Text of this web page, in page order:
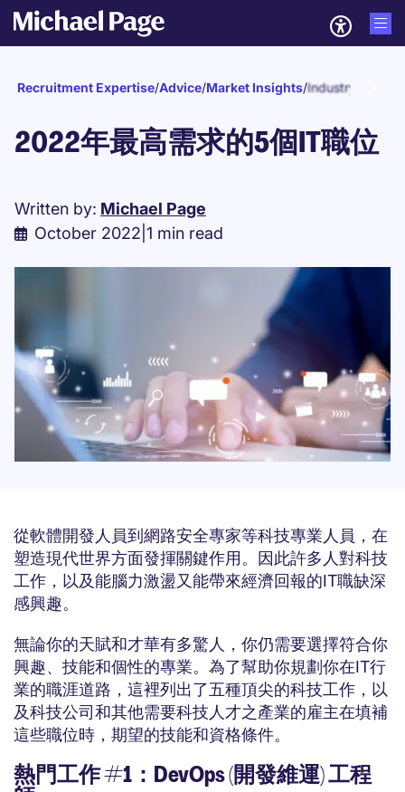
Recruitment Expertise/Advice/Market Insights/Industry reports
2022年最高需求的5個IT職位
Written by: Michael Page
October 2022 1 min read
從軟體開發人員到網路安全專家等科技專業人員，在
塑造現代世界方面發揮關鍵作用。因此許多人對科技
工作，以及能腦力激盪又能帶來經濟回報的IT職缺深
感興趣。
無論你的天賦和才華有多驚人，你仍需要選擇符合你
興趣、技能和個性的專業。為了幫助你規劃你在IT行
業的職涯道路，這裡列出了五種頂尖的科技工作，以
及科技公司和其他需要科技人才之產業的雇主在填補
這些職位時，期望的技能和資格條件。
熱門工作 #1：DevOps (開發維運) 工程